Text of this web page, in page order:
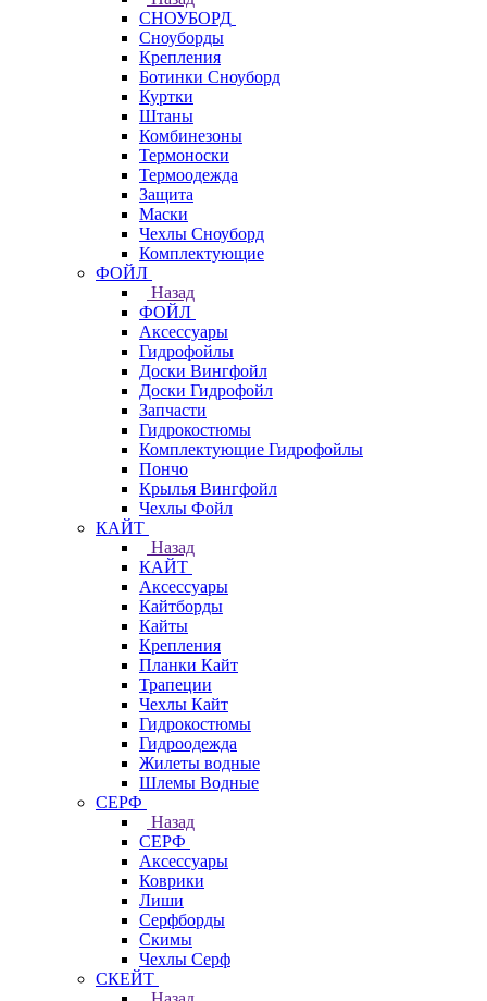
СНОУБОРД
Сноуборды
Крепления
Ботинки Сноуборд
Куртки
Штаны
Комбинезоны
Термоноски
Термоодежда
Защита
Маски
Чехлы Сноуборд
Комплектующие
ФОЙЛ
Назад
ФОЙЛ
Аксессуары
Гидрофойлы
Доски Вингфойл
Доски Гидрофойл
Запчасти
Гидрокостюмы
Комплектующие Гидрофойлы
Пончо
Крылья Вингфойл
Чехлы Фойл
КАЙТ
Назад
КАЙТ
Аксессуары
Кайтборды
Кайты
Крепления
Планки Кайт
Трапеции
Чехлы Кайт
Гидрокостюмы
Гидроодежда
Жилеты водные
Шлемы Водные
СЕРФ
Назад
СЕРФ
Аксессуары
Коврики
Лиши
Серфборды
Скимы
Чехлы Cерф
СКЕЙТ